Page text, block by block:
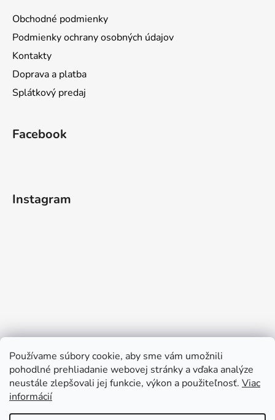
Používame súbory cookie, aby sme vám umožnili
pohodlné prehliadanie webovej stránky a vďaka analýze
neustále zlepšovali jej funkcie, výkon a použiteľnosť. Viac
informácií
Obchodné podmienky
Podmienky ochrany osobných údajov
Kontakty
Doprava a platba
Splátkový predaj
Facebook
Instagram